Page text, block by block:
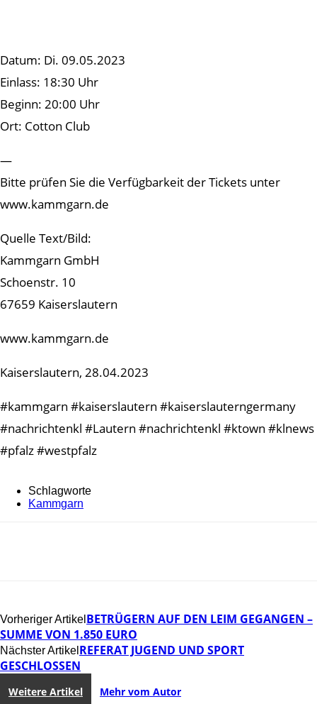
Datum: Di. 09.05.2023
Einlass: 18:30 Uhr
Beginn: 20:00 Uhr
Ort: Cotton Club
—
Bitte prüfen Sie die Verfügbarkeit der Tickets unter
www.kammgarn.de
Quelle Text/Bild:
Kammgarn GmbH
Schoenstr. 10
67659 Kaiserslautern
www.kammgarn.de
Kaiserslautern, 28.04.2023
#kammgarn #kaiserslautern #kaiserslauterngermany
#nachrichtenkl #Lautern #nachrichtenkl #ktown #klnews
#pfalz #westpfalz
Schlagworte
Kammgarn
Vorheriger Artikel BETRÜGERN AUF DEN LEIM GEGANGEN –
SUMME VON 1.850 EURO
Nächster Artikel REFERAT JUGEND UND SPORT
GESCHLOSSEN
Weitere Artikel Mehr vom Autor